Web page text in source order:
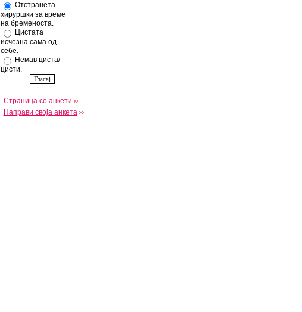
Отстранета
хируршки за време
на бременоста.
Цистата
исчезна сама од
себе.
Немав циста/
цисти.
Страница со анкети
Направи своја анкета